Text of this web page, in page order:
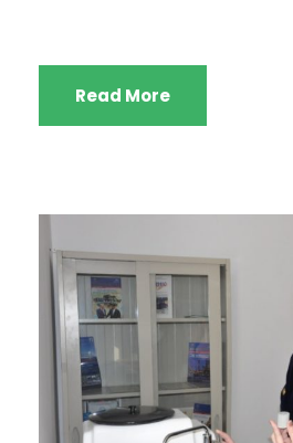
Read More